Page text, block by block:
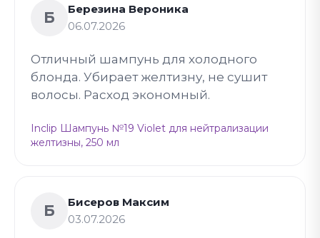
Б
Березина Вероника
06.07.2026
Отличный шампунь для холодного
блонда. Убирает желтизну, не сушит
волосы. Расход экономный.
Inclip Шампунь №19 Violet для нейтрализации
желтизны, 250 мл
Б
Бисеров Максим
03.07.2026